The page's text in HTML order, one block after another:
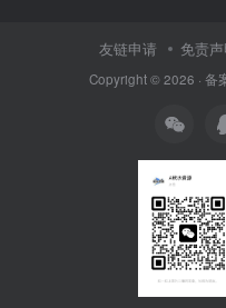
友链申请 免责
Copyright © 2026 · 备